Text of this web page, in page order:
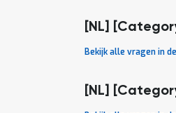
[NL]
Bekijk alle vragen in
[NL]